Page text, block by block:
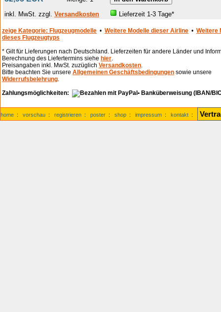
inkl. MwSt. zzgl. Versandkosten Lieferzeit 1-3 Tage*
zeige Kategorie: Flugzeugmodelle • Weitere Modelle dieser Airline • Weitere
dieses Flugzeugtyps
* Gilt für Lieferungen nach Deutschland. Lieferzeiten für andere Länder und
Berechnung des Liefertermins siehe hier.
Preisangaben inkl. MwSt. zuzüglich Versandkosten.
Bitte beachten Sie unsere Allgemeinen Geschäftsbedingungen sowie unsere
Widerrufsbelehrung.
Zahlungsmöglichkeiten:
• Banküberweisung (IBAN/
home : vorschau : registrieren : poster : shop : impressum : kontakt :